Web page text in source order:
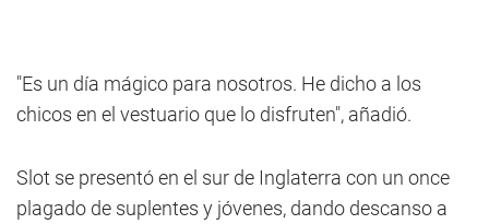
"Es un día mágico para nosotros. He dicho a los
chicos en el vestuario que lo disfruten", añadió.
Slot se presentó en el sur de Inglaterra con un once
plagado de suplentes y jóvenes, dando descanso a